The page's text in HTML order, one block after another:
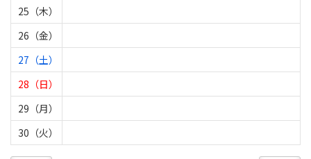
25（木）
26（金）
27（土）
28（日）
29（月）
30（火）